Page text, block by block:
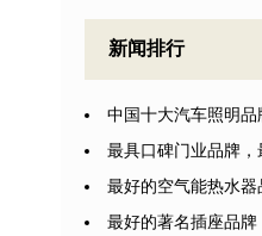
新闻排行
中国十大汽车照明
最具口碑门业品牌
最好的空气能热水
最好的著名插座品